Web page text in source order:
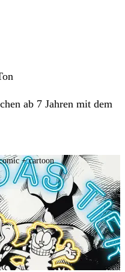
ab 7 Jahren mit dem
+ cartoon